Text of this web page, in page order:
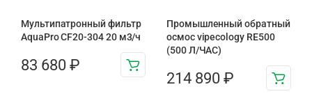
Мультипатронный фильтр
AquaPro CF20-304 20 м3/ч
83 680 ₽
Промышленный обратный
осмос vipecology RE500
(500 Л/ЧАС)
214 890 ₽